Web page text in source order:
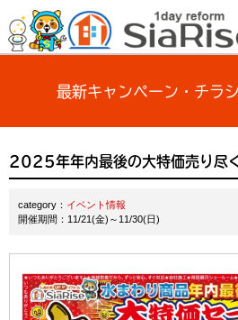
最新キャンペーン・チラ
2025年年内最後の大特価売り尽
category： イベント情報
開催期間：11/21(金)～11/30(日)